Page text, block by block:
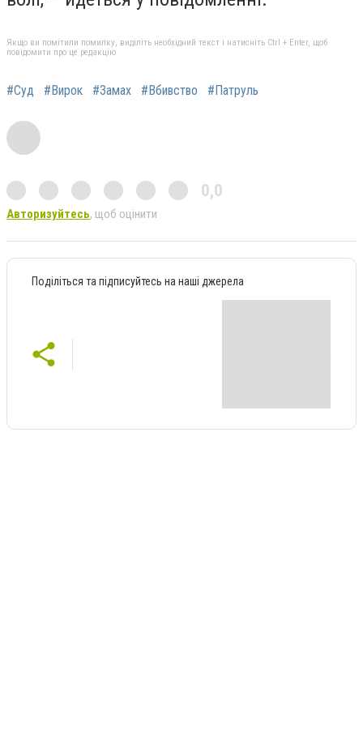
Якщо ви помітили помилку, виділіть необхідний текст і натисніть Ctrl + Enter, щоб
повідомити про це редакцію
#Суд #Вирок #Замах #Вбивство #Патруль
0,0
Авторизуйтесь, щоб оцінити
Поділіться та підписуйтесь на наші джерела